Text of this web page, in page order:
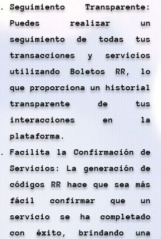
Seguimiento Transparente:
Puedes realizar un
seguimiento de todas tus
transacciones y servicios
utilizando Boletos RR, lo
que proporciona un historial
transparente de tus
interacciones en la
plataforma.
Facilita la Confirmación de
Servicios: La generación de
códigos RR hace que sea más
fácil confirmar que un
servicio se ha completado
con éxito, brindando una